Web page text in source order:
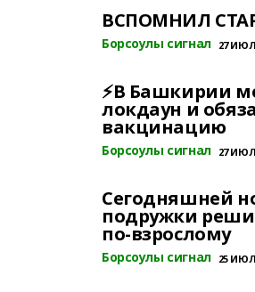
ВСПОМНИЛ
Борсоулы сигнал 27
⚡В Башкирии
локдаун и
вакцинацию
Борсоулы сигнал 27
Сегодняшней
подружки
по-взрослому
Борсоулы сигнал 25